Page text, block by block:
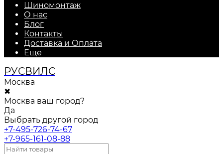
Шиномонтаж
О нас
Блог
Контакты
Доставка и Оплата
Еще
РУСВИЛС
Москва
✖
Москва ваш город?
Да
Выбрать другой город
+7-495-726-74-67
+7-965-161-08-88